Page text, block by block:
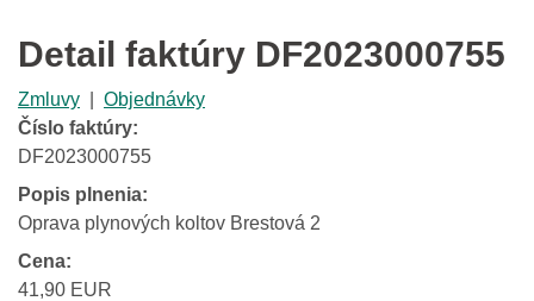
Detail faktúry DF2023000755
Zmluvy
Objednávky
Číslo faktúry:
DF2023000755
Popis plnenia:
Oprava plynových koltov Brestová 2
Cena:
41,90 EUR